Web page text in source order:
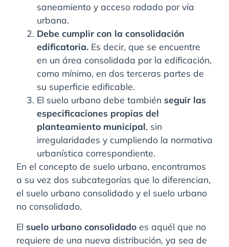
saneamiento y acceso rodado por vía
urbana.
Debe cumplir con la consolidación
edificatoria. Es decir, que se encuentre
en un área consolidada por la edificación,
como mínimo, en dos terceras partes de
su superficie edificable.
El suelo urbano debe también seguir las
especificaciones propias del
planteamiento municipal, sin
irregularidades y cumpliendo la normativa
urbanística correspondiente.
En el concepto de suelo urbano, encontramos
a su vez dos subcategorías que lo diferencian,
el suelo urbano consolidado y el suelo urbano
no consolidado.
El suelo urbano consolidado es aquél que no
requiere de una nueva distribución, ya sea de